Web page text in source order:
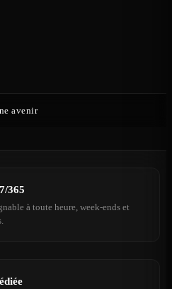
avenir
365
à toute heure, week-ends et